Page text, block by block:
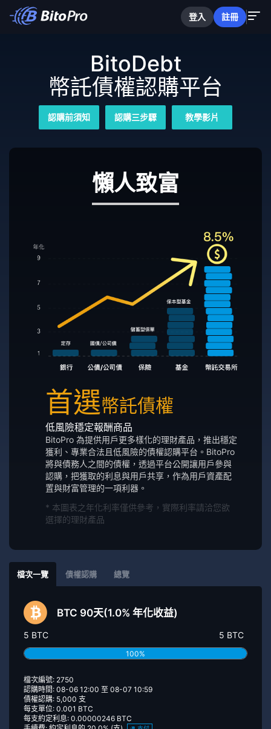
登入 註冊
BitoDebt
幣託債權認購平台
認購前須知 認購三步驟 教學影片
懶人致富
首選幣託債權
低風險穩定報酬商品
BitoPro 為提供用戶更多樣化的理財產品，推出穩定
獲利、專業合法且低風險的債權認購平台。BitoPro
將與債務人之間的債權，透過平台公開讓用戶參與
認購，把獲取的利息與用戶共享，作為用戶資產配
置與財富管理的一項利器。
* 本圖表之年化利率僅供參考，實際利率請洽您欲
選擇的理財產品
檔次一覽 債權認購 總覽
BTC 90天(1.0% 年化收益)
5 BTC 5 BTC
100%
檔次編號: 2750
認購時間: 08-06 12:00 至 08-07 10:59
債權認購: 5,000 支
每支單位: 0.001 BTC
每支約定利息: 0.00000246 BTC